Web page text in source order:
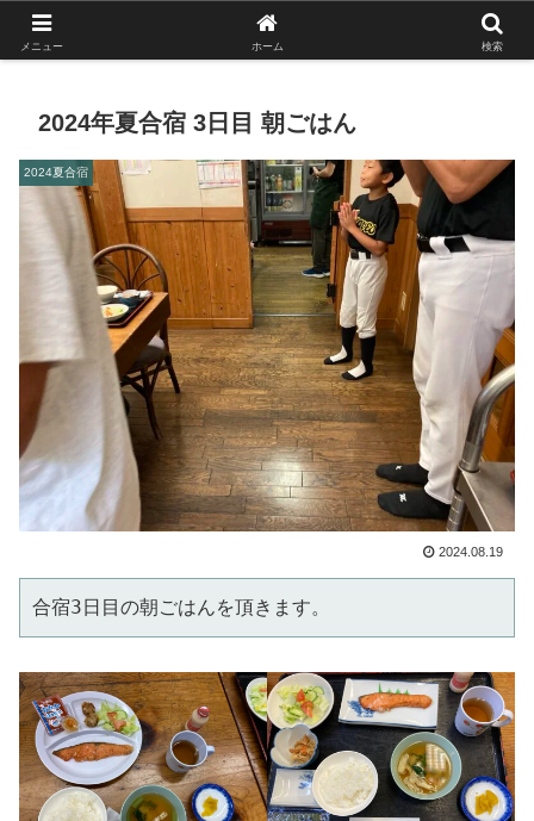
がんばれ！フルスイング！境南ブレーブス！
2024年夏合宿 3日目 朝ごはん
2024夏合宿
2024.08.19
合宿3日目の朝ごはんを頂きます。
メニュー ホーム 検索